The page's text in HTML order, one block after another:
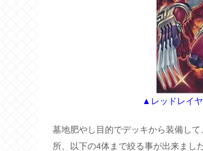
▲レッドレイ
墓地肥やし目的でデッキから装備し
所、以下の4体まで絞る事が出来ました